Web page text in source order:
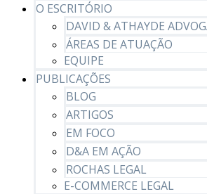
O ESCRITÓRIO
DAVID & ATHAYDE
ÁREAS DE ATUAÇÃO
EQUIPE
PUBLICAÇÕES
BLOG
ARTIGOS
EM FOCO
D&A EM AÇÃO
ROCHAS LEGAL
E-COMMERCE LEGAL